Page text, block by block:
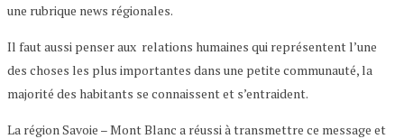
une rubrique news régionales.
Il faut aussi penser aux relations humaines qui représentent l’une
des choses les plus importantes dans une petite communauté, la
majorité des habitants se connaissent et s’entraident.
La région Savoie – Mont Blanc a réussi à transmettre ce message et